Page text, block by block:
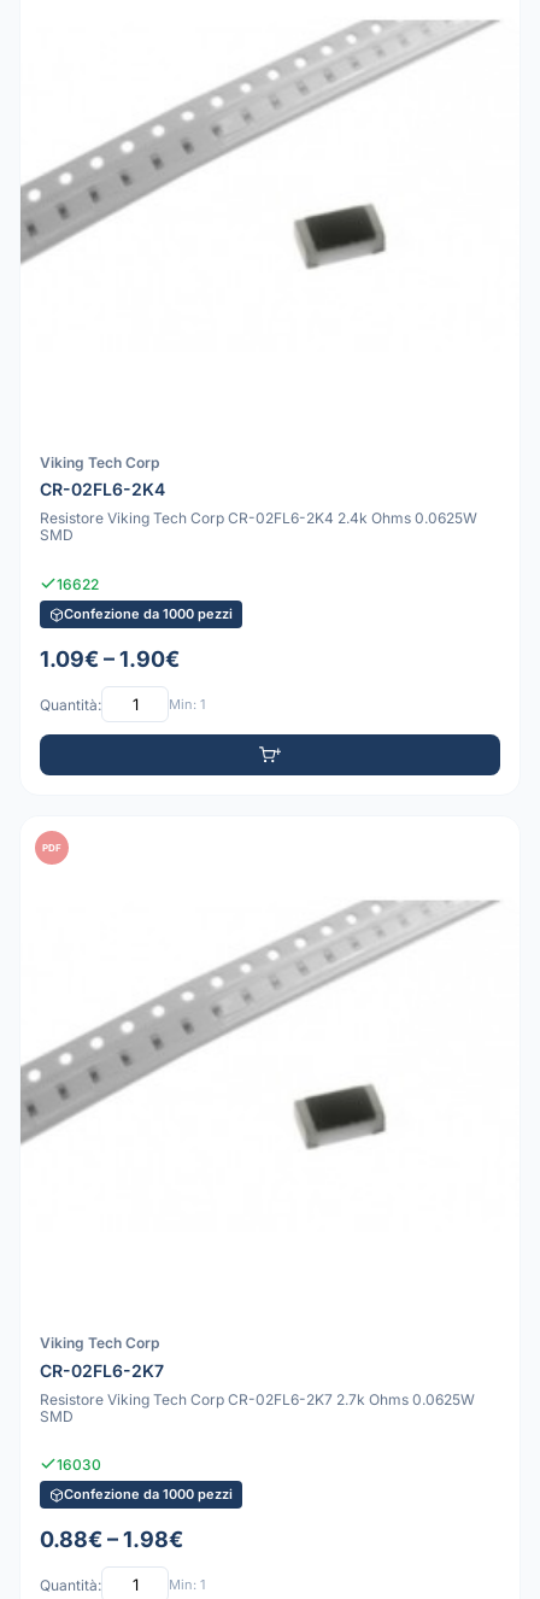
Viking Tech Corp
CR-02FL6-2K4
Resistore Viking Tech Corp CR-02FL6-2K4 2.4k Ohms 0.0625W
SMD
16622
Confezione da 1000 pezzi
1.09€ – 1.90€
Quantità: Min: 1
PDF
Viking Tech Corp
CR-02FL6-2K7
Resistore Viking Tech Corp CR-02FL6-2K7 2.7k Ohms 0.0625W
SMD
16030
Confezione da 1000 pezzi
0.88€ – 1.98€
Quantità: Min: 1